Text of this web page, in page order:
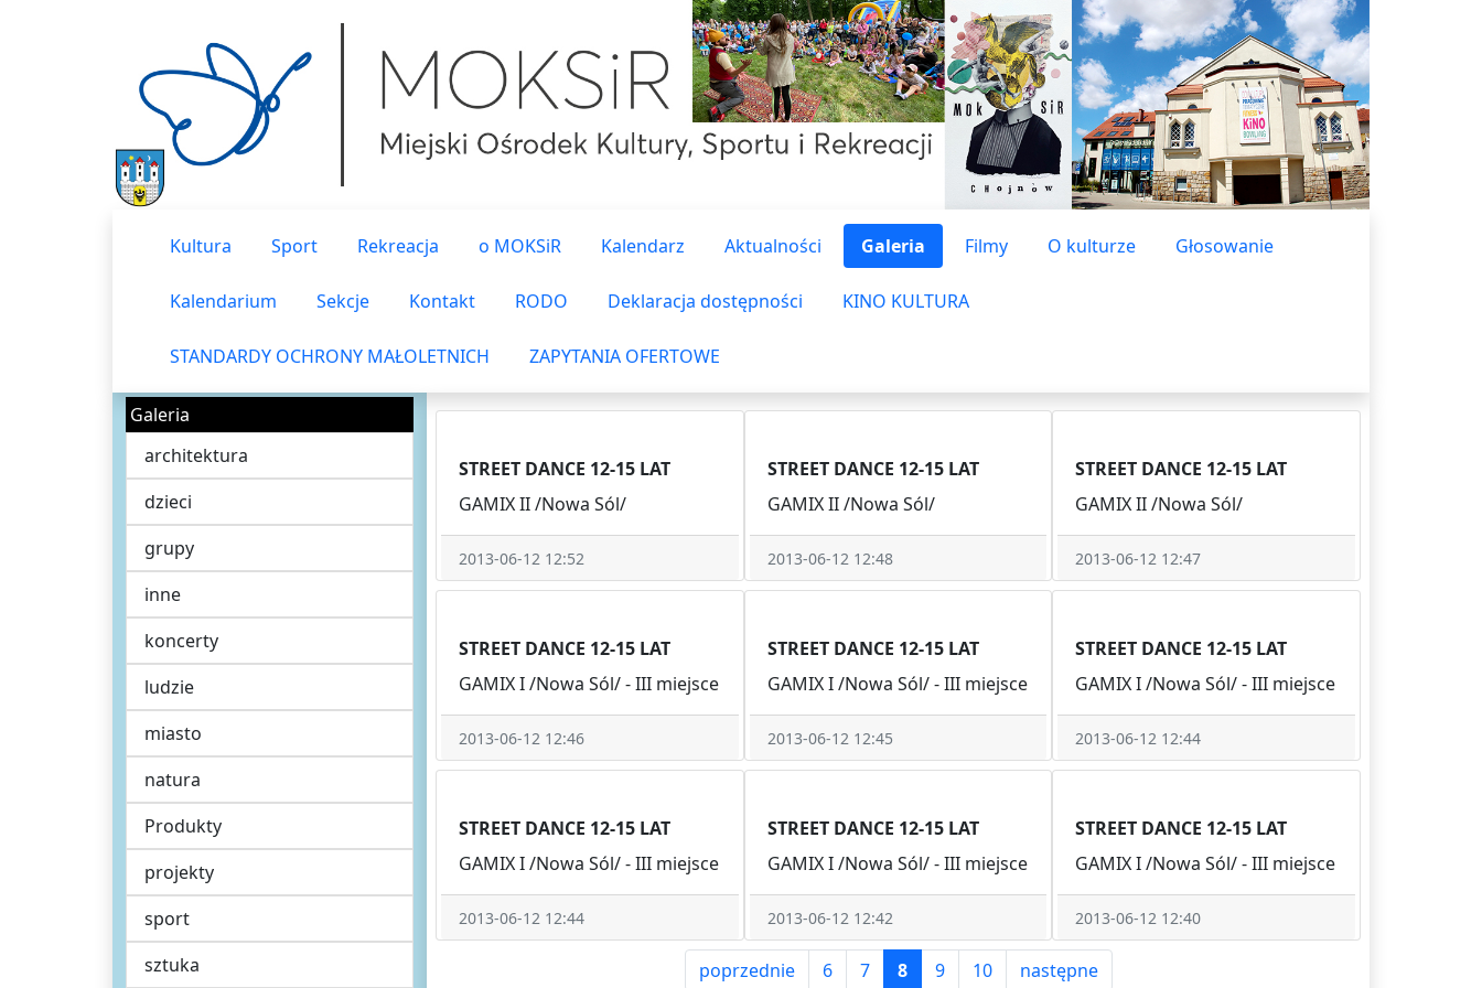
Kultura Sport Rekreacja o MOKSiR Kalendarz Aktualności Galeria Filmy O kulturze Głosowanie
Kalendarium Sekcje Kontakt RODO Deklaracja dostępności KINO KULTURA
STANDARDY OCHRONY MAŁOLETNICH ZAPYTANIA OFERTOWE
Galeria
architektura
dzieci
grupy
inne
koncerty
ludzie
miasto
natura
Produkty
projekty
sport
sztuka
STREET DANCE 12-15 LAT
GAMIX II /Nowa Sól/
2013-06-12 12:52
STREET DANCE 12-15 LAT
GAMIX II /Nowa Sól/
2013-06-12 12:48
STREET DANCE 12-15 LAT
GAMIX II /Nowa Sól/
2013-06-12 12:47
STREET DANCE 12-15 LAT
GAMIX I /Nowa Sól/ - III miejsce
2013-06-12 12:46
STREET DANCE 12-15 LAT
GAMIX I /Nowa Sól/ - III miejsce
2013-06-12 12:45
STREET DANCE 12-15 LAT
GAMIX I /Nowa Sól/ - III miejsce
2013-06-12 12:44
STREET DANCE 12-15 LAT
GAMIX I /Nowa Sól/ - III miejsce
2013-06-12 12:44
STREET DANCE 12-15 LAT
GAMIX I /Nowa Sól/ - III miejsce
2013-06-12 12:42
STREET DANCE 12-15 LAT
GAMIX I /Nowa Sól/ - III miejsce
2013-06-12 12:40
poprzednie 6 7 8 9 10 następne